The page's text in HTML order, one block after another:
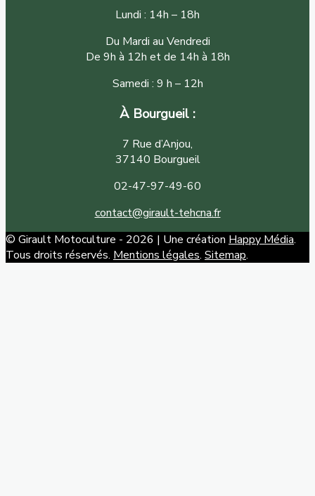
Lundi : 14h – 18h
Du Mardi au Vendredi
De 9h à 12h et de 14h à 18h
Samedi : 9 h – 12h
À Bourgueil :
7 Rue d’Anjou,
37140 Bourgueil
02-47-97-49-60
contact@girault-tehcna.fr
© Girault Motoculture - 2026 | Une création Happy Média.
Tous droits réservés. Mentions légales. Sitemap.